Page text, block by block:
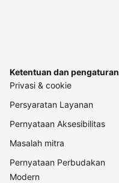
Ketentuan dan pengaturan
Privasi & cookie
Persyaratan Layanan
Pernyataan Aksesibilitas
Masalah mitra
Pernyataan Perbudakan
Modern